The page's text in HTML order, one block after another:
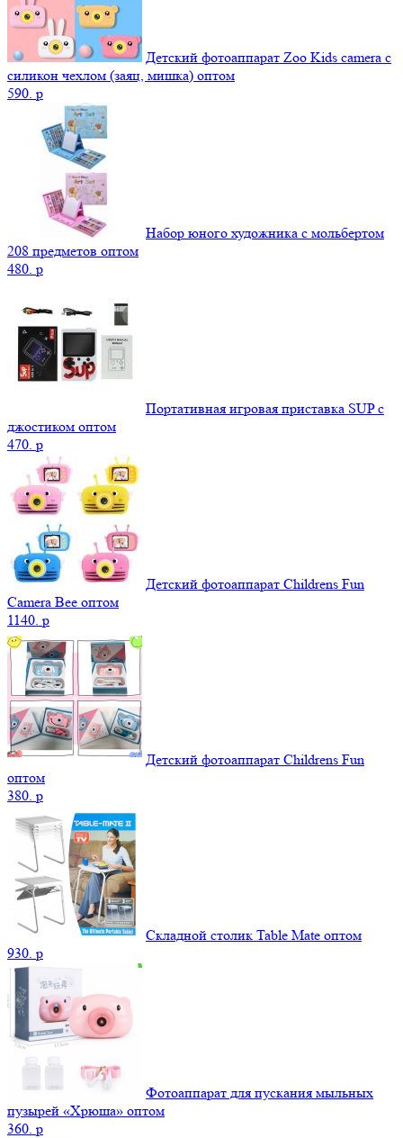
Детский фотоаппарат Zoo Kids camera c
силикон чехлом (заяц, мишка) оптом
590. p
Набор юного художника с мольбертом
208 предметов оптом
480. p
Портативная игровая приставка SUP с
джостиком оптом
470. p
Детский фотоаппарат Childrens Fun
Camera Bee оптом
1140. p
Детский фотоаппарат Childrens Fun
оптом
380. p
Складной столик Table Mate оптом
930. p
Фотоаппарат для пускания мыльных
пузырей «Хрюша» оптом
360. p